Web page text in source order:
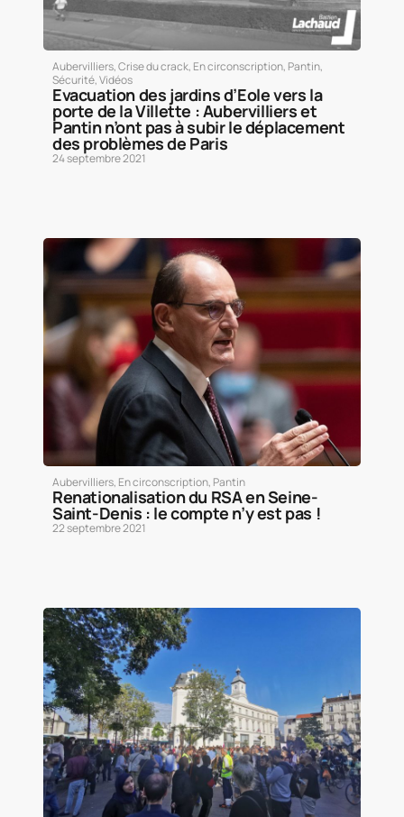
Aubervilliers,Crise du crack, En circonscription, Pantin,
Sécurité,Vidéos
Evacuation des jardins d’Eole vers la
porte de la Villette : Aubervilliers et
Pantin n’ont pas à subir le déplacement
des problèmes de Paris
24 septembre 2021
Aubervilliers, En circonscription, Pantin
Renationalisation du RSA en Seine-
Saint-Denis : le compte n’y est pas !
22 septembre 2021